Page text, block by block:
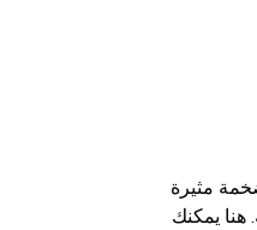
مثيرة
هنا يمكنك